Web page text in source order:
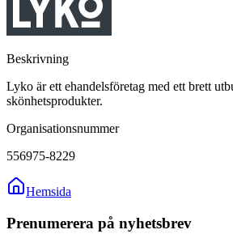
Beskrivning
Lyko är ett ehandelsföretag med ett brett
skönhetsprodukter.
Organisationsnummer
556975-8229
Hemsida
Prenumerera på nyhetsbrev